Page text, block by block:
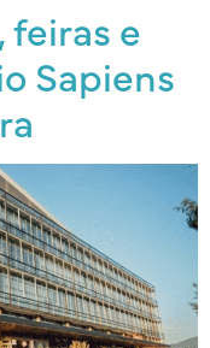
feiras e
Sapiens